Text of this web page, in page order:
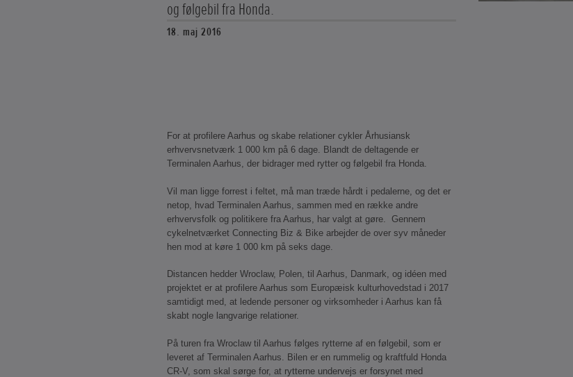
og følgebil fra Honda.
18. maj 2016
For at profilere Aarhus og skabe relationer cykler Århusiansk
erhvervsnetværk 1 000 km på 6 dage. Blandt de deltagende er
Terminalen Aarhus, der bidrager med rytter og følgebil fra Honda.
Vil man ligge forrest i feltet, må man træde hårdt i pedalerne, og det er
netop, hvad Terminalen Aarhus, sammen med en række andre
erhvervsfolk og politikere fra Aarhus, har valgt at gøre. Gennem
cykelnetværket Connecting Biz & Bike arbejder de over syv måneder
hen mod at køre 1 000 km på seks dage.
Distancen hedder Wroclaw, Polen, til Aarhus, Danmark, og idéen med
projektet er at profilere Aarhus som Europæisk kulturhovedstad i 2017
samtidigt med, at ledende personer og virksomheder i Aarhus kan få
skabt nogle langvarige relationer.
På turen fra Wroclaw til Aarhus følges rytterne af en følgebil, som er
leveret af Terminalen Aarhus. Bilen er en rummelig og kraftfuld Honda
CR-V, som skal sørge for, at rytterne undervejs er forsynet med